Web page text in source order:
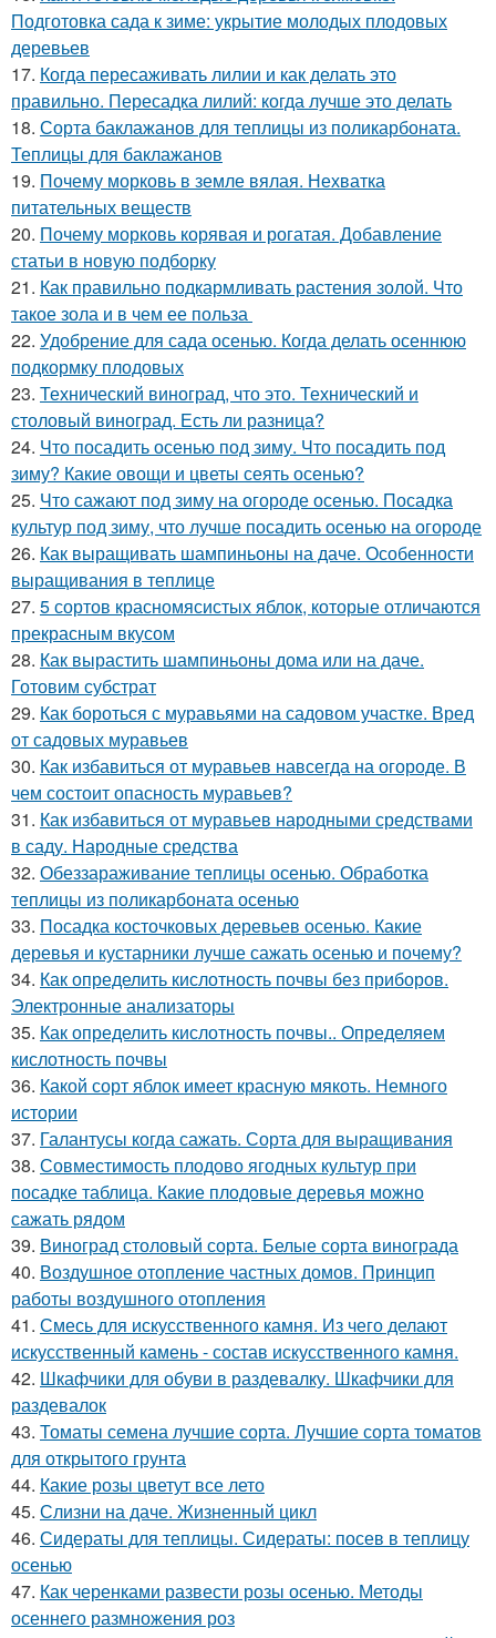
Подготовка сада к зиме: укрытие молодых плодовых
деревьев
17. Когда пересаживать лилии и как делать это
правильно. Пересадка лилий: когда лучше это делать
18. Сорта баклажанов для теплицы из поликарбоната.
Теплицы для баклажанов
19. Почему морковь в земле вялая. Нехватка
питательных веществ
20. Почему морковь корявая и рогатая. Добавление
статьи в новую подборку
21. Как правильно подкармливать растения золой. Что
такое зола и в чем ее польза
22. Удобрение для сада осенью. Когда делать осеннюю
подкормку плодовых
23. Технический виноград, что это. Технический и
столовый виноград. Есть ли разница?
24. Что посадить осенью под зиму. Что посадить под
зиму? Какие овощи и цветы сеять осенью?
25. Что сажают под зиму на огороде осенью. Посадка
культур под зиму, что лучше посадить осенью на огороде
26. Как выращивать шампиньоны на даче. Особенности
выращивания в теплице
27. 5 сортов красномясистых яблок, которые отличаются
прекрасным вкусом
28. Как вырастить шампиньоны дома или на даче.
Готовим субстрат
29. Как бороться с муравьями на садовом участке. Вред
от садовых муравьев
30. Как избавиться от муравьев навсегда на огороде. В
чем состоит опасность муравьев?
31. Как избавиться от муравьев народными средствами
в саду. Народные средства
32. Обеззараживание теплицы осенью. Обработка
теплицы из поликарбоната осенью
33. Посадка косточковых деревьев осенью. Какие
деревья и кустарники лучше сажать осенью и почему?
34. Как определить кислотность почвы без приборов.
Электронные анализаторы
35. Как определить кислотность почвы.. Определяем
кислотность почвы
36. Какой сорт яблок имеет красную мякоть. Немного
истории
37. Галантусы когда сажать. Сорта для выращивания
38. Совместимость плодово ягодных культур при
посадке таблица. Какие плодовые деревья можно
сажать рядом
39. Виноград столовый сорта. Белые сорта винограда
40. Воздушное отопление частных домов. Принцип
работы воздушного отопления
41. Смесь для искусственного камня. Из чего делают
искусственный камень - состав искусственного камня.
42. Шкафчики для обуви в раздевалку. Шкафчики для
раздевалок
43. Томаты семена лучшие сорта. Лучшие сорта томатов
для открытого грунта
44. Какие розы цветут все лето
45. Слизни на даче. Жизненный цикл
46. Сидераты для теплицы. Сидераты: посев в теплицу
осенью
47. Как черенками развести розы осенью. Методы
осеннего размножения роз